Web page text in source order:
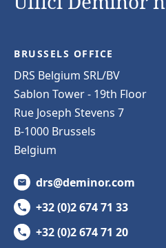
BRUSSELS OFFICE
DRS Belgium SRL/BV
Sablon Tower - 19th Floor
Rue Joseph Stevens 7
B-1000 Brussels
Belgium
drs@deminor.com
+32 (0)2 674 71 33
+32 (0)2 674 71 20